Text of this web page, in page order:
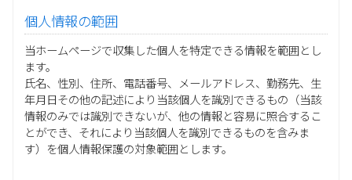
個人情報の範囲
当ホームページで収集した個人を特定できる情報を範囲とし
ます。
氏名、性別、住所、電話番号、メールアドレス、勤務先、生
年月日その他の記述により当該個人を識別できるもの（当該
情報のみでは識別できないが、他の情報と容易に照合するこ
とができ、それにより当該個人を識別できるものを含みま
す）を個人情報保護の対象範囲とします。